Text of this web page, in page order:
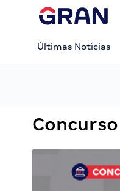
Últimas Notícias
Concurso